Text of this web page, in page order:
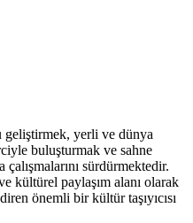
yerli ve dünya
buluşturmak ve sahne
çalışmalarını sürdürmektedir.
kültürel paylaşım alanı olarak
önemli bir kültür taşıyıcısı